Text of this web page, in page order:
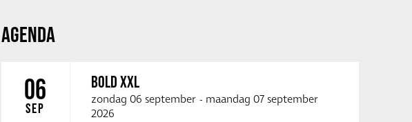
AGENDA
06
SEP
BOLD XXL
zondag 06 september - maandag 07 september
2026